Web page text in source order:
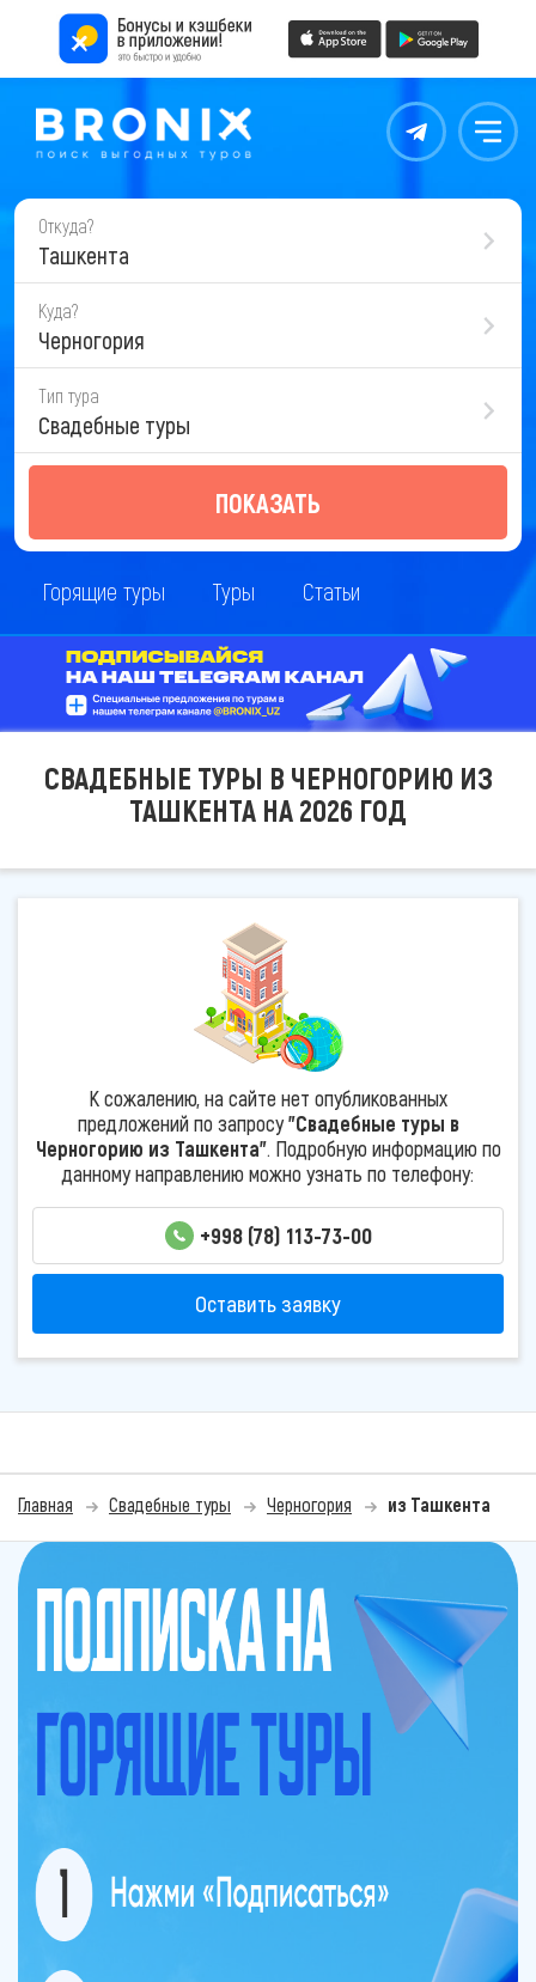
Контакты Меню
Откуда?
Ташкента
Куда?
Черногория
Тип тура
Свадебные туры
ПОКАЗАТЬ
Горящие туры Туры Статьи
СВАДЕБНЫЕ ТУРЫ В ЧЕРНОГОРИЮ ИЗ
ТАШКЕНТА НА 2026 ГОД
К сожалению, на сайте нет опубликованных
предложений по запросу"Свадебные туры в
Черногорию из Ташкента". Подробную информацию по
данному направлению можно узнать по телефону:
+998 (78) 113-73-00
Оставить заявку
Главная Свадебные туры Черногория из Ташкента